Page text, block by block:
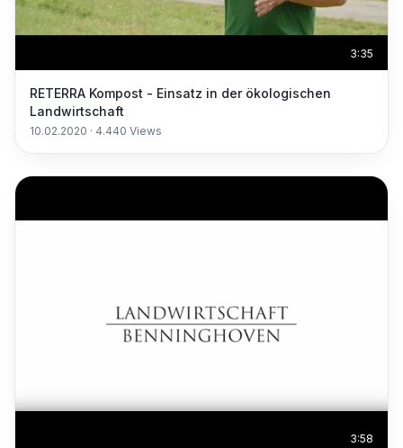
3:35
RETERRA Kompost - Einsatz in der ökologischen
Landwirtschaft
10.02.2020 · 4.440 Views
3:58